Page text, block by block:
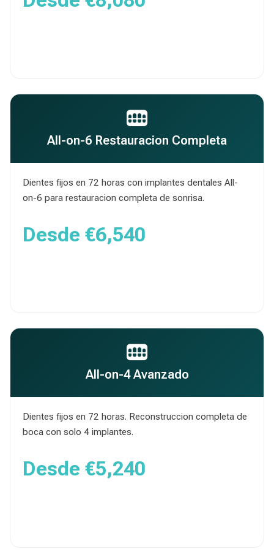
All-on-6 Restauracion Completa
Dientes fijos en 72 horas con implantes dentales All-
on-6 para restauracion completa de sonrisa.
Desde €6,540
All-on-4 Avanzado
Dientes fijos en 72 horas. Reconstruccion completa de
boca con solo 4 implantes.
Desde €5,240